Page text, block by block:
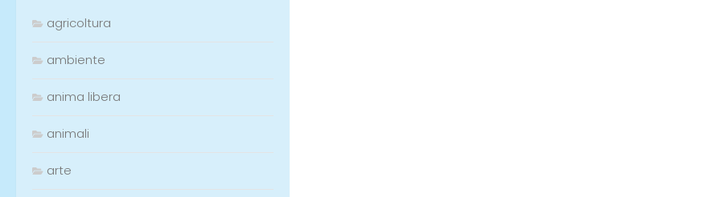
agricoltura
ambiente
anima libera
animali
arte